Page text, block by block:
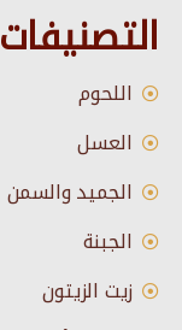
التصنيفات
اللحوم
العسل
الجميد والسمن
الجبنة
زيت الزيتون